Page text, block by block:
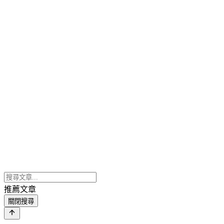
推薦文章
關閉搜尋